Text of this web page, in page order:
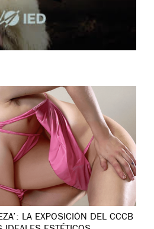
LA EXPOSICIÓN DEL CCCB